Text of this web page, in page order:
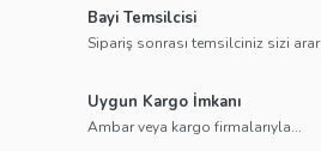
Bayi Temsilcisi
Sipariş sonrası temsilciniz sizi arar
Uygun Kargo İmkanı
Ambar veya kargo firmalarıyla...